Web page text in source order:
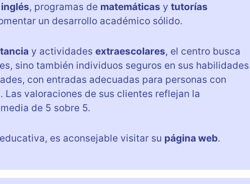
inglés, programas de matemáticas y tutorías
un desarrollo académico sólido.
y actividades extraescolares, el centro busca
sino también individuos seguros en sus
con entradas adecuadas para personas con
valoraciones de sus clientes reflejan la
de 5 sobre 5.
es aconsejable visitar su página web.